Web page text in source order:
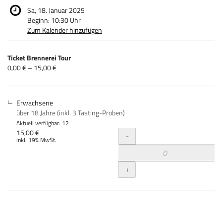
Sa, 18. Januar 2025
Beginn: 10:30Uhr
Zum Kalender hinzufügen
Produkte
Unkategorisierte
Produkte
Ticket Brennerei Tour
von
bis
0,00 € – 15,00 €
Erwachsene
über 18 Jahre (inkl. 3 Tasting-Proben)
Aktuell verfügbar: 12
15,00 €
inkl. 19% MwSt. Menge
-
+